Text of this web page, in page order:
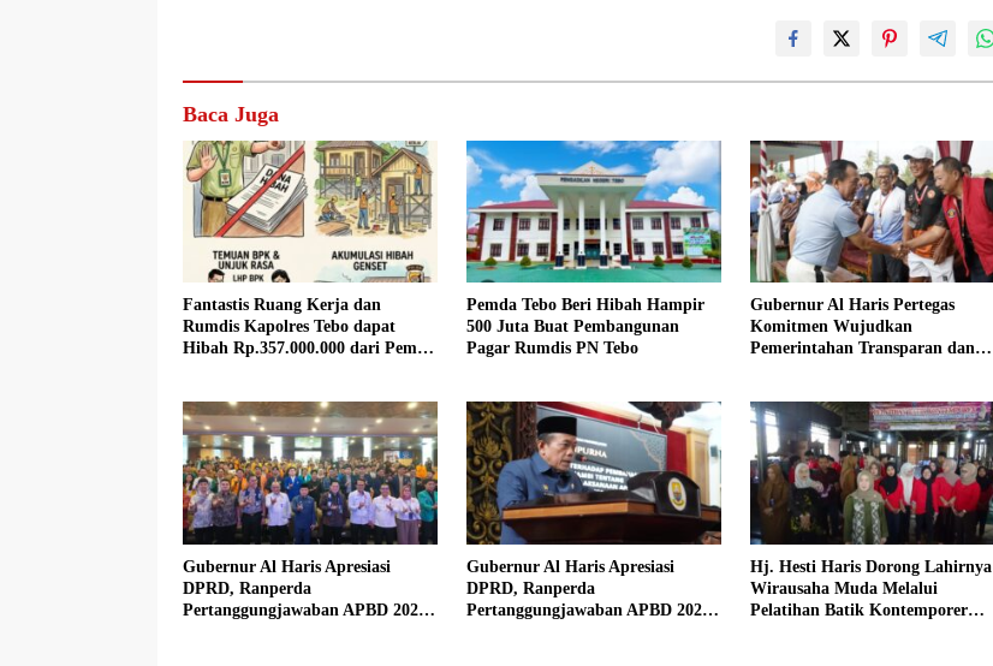
Baca Juga
Fantastis Ruang Kerja dan
Rumdis Kapolres Tebo dapat
Hibah Rp.357.000.000 dari Pemda
Pemda Tebo Beri Hibah Hampir
500 Juta Buat Pembangunan
Pagar Rumdis PN Tebo
Gubernur Al Haris Pertegas
Komitmen Wujudkan
Pemerintahan Transparan dan
Gubernur Al Haris Apresiasi
DPRD, Ranperda
Pertanggungjawaban APBD 2025
Gubernur Al Haris Apresiasi
DPRD, Ranperda
Pertanggungjawaban APBD 2025
Hj. Hesti Haris Dorong Lahirnya
Wirausaha Muda Melalui
Pelatihan Batik Kontemporer